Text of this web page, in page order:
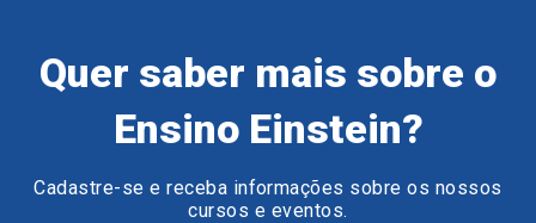
Quer saber mais sobre o
Ensino Einstein?
Cadastre-se e receba informações sobre os nossos
cursos e eventos.